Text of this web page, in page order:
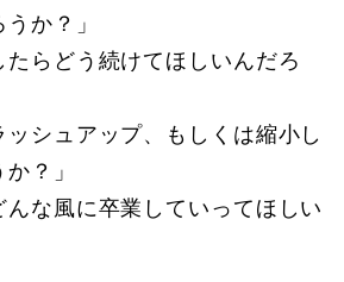
か？」
たらどう続けてほしいんだろ
ッシュアップ、もしくは縮小し
？」
んな風に卒業していってほしい